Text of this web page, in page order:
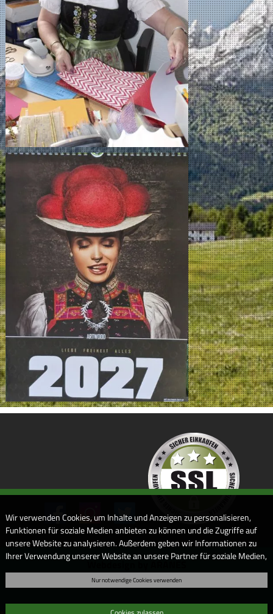
Webdesign by ARANES
Wir verwenden Cookies, um Inhalte und Anzeigen zu personalisieren,
Funktionen für soziale Medien anbieten zu können und die Zugriffe auf
unsere Website zu analysieren. Außerdem geben wir Informationen zu
Ihrer Verwendung unserer Website an unsere Partner für soziale Medien,
Informationen möglicherweise mit weiteren Daten zusammen, die Sie
Dienste gesammelt haben. Sofern Sie uns Ihre Einwilligung geben,
Nur notwendige Cookies verwenden